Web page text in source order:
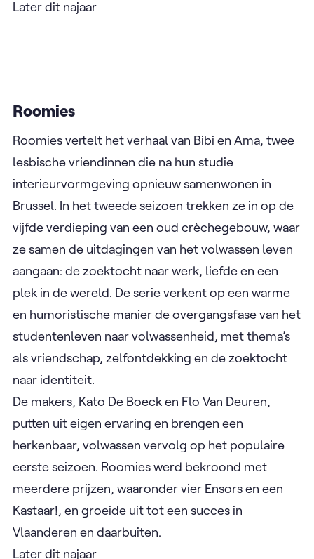
een fel gesmaakte gast in Comedy casino. Nu
houdt hij zelf de touwtjes in handen.
Later dit najaar
Roomies
Roomies vertelt het verhaal van Bibi en Ama, twee
lesbische vriendinnen die na hun studie
interieurvormgeving opnieuw samenwonen in
Brussel. In het tweede seizoen trekken ze in op de
vijfde verdieping van een oud crèchegebouw, waar
ze samen de uitdagingen van het volwassen leven
aangaan: de zoektocht naar werk, liefde en een
plek in de wereld. De serie verkent op een warme
en humoristische manier de overgangsfase van het
studentenleven naar volwassenheid, met thema’s
als vriendschap, zelfontdekking en de zoektocht
naar identiteit.
De makers, Kato De Boeck en Flo Van Deuren,